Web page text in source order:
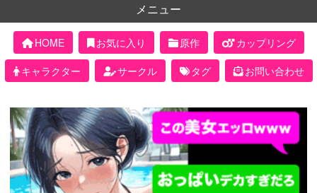
メニュー
HOME お気に入り 原作
カップリング
キャラクター
サークル タグ お問い合わせ